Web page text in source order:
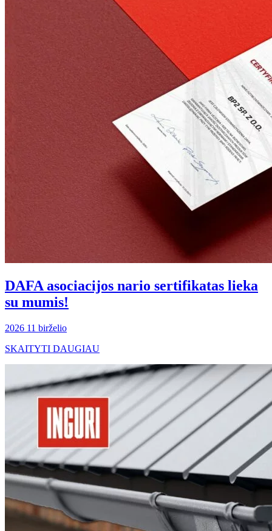
DAFA asociacijos nario sertifikatas lieka
su mumis!
2026 11 birželio
SKAITYTI DAUGIAU